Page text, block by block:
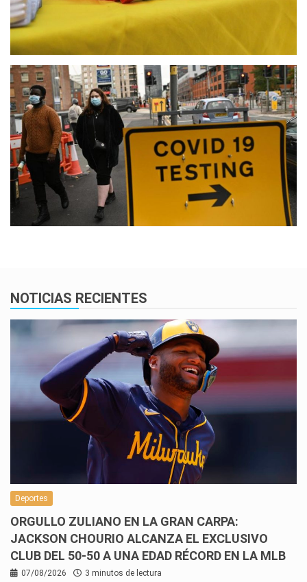
NOTICIAS RECIENTES
Deportes
ORGULLO ZULIANO EN LA GRAN CARPA:
JACKSON CHOURIO ALCANZA EL EXCLUSIVO
CLUB DEL 50-50 A UNA EDAD RÉCORD EN LA MLB
07/08/2026 3 minutos de lectura